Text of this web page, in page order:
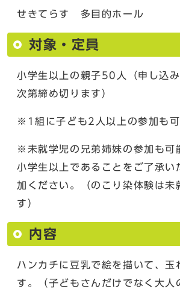
せきてらす 多目的ホール
対象・定員
小学生以上の親子50人（申し込
次第締め切ります）
※1組に子ども2人以上の参加も可
※未就学児の兄弟姉妹の参加も可
小学生以上であることをご了承い
加ください。（のこり染体験は未
す）
内容
ハンカチに豆乳で絵を描いて、玉
す。（子どもさんだけでなく大人